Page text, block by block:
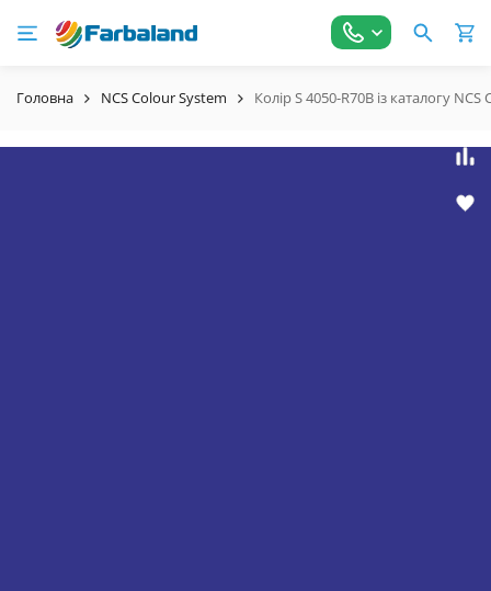
Головна NCS Colour System Колір S 4050-R70B із каталогу